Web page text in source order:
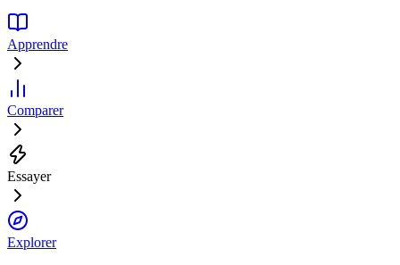
Apprendre
Comparer
Essayer
Explorer